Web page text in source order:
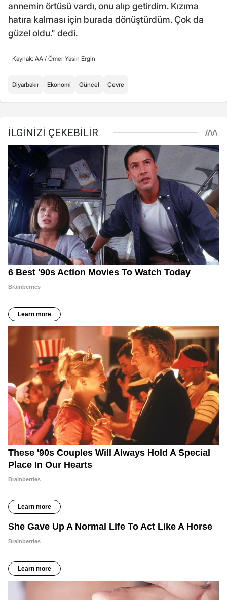
annemin örtüsü vardı, onu alıp getirdim. Kızıma
hatıra kalması için burada dönüştürdüm. Çok da
güzel oldu." dedi.
Kaynak: AA / Ömer Yasin Ergin
Diyarbakır Ekonomi Güncel Çevre